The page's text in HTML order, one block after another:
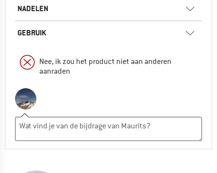
NADELEN
GEBRUIK
Nee, ik zou het product niet aan anderen
aanraden